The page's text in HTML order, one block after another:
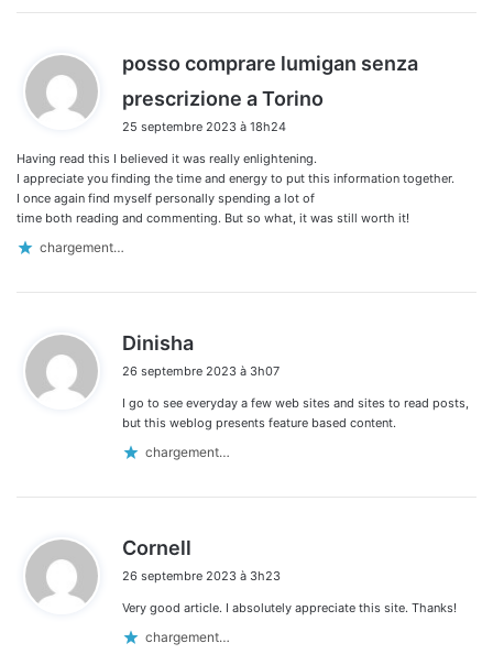
posso comprare lumigan senza
prescrizione a Torino
:
25 septembre 2023 à 18h24
Having read this I believed it was really enlightening.
I appreciate you finding the time and energy to put this information together.
I once again find myself personally spending a lot of
time both reading and commenting. But so what, it was still worth it!
chargement…
Dinisha
t
:
26 septembre 2023 à 3h07
I go to see everyday a few web sites and sites to read posts,
but this weblog presents feature based content.
chargement…
Cornell
t
26 septembre 2023 à 3h23
Very good article. I absolutely appreciate this site. Thanks!
chargement…